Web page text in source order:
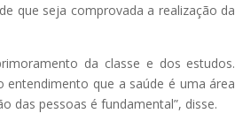
que seja comprovada a realização da
da classe e dos estudos.
entendimento que a saúde é uma área
das pessoas é fundamental”, disse.